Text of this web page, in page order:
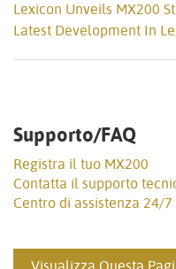
Lexicon Unveils MX200
Latest Development In
Supporto/FAQ
Registra il tuo MX200
Contatta il supporto
Centro di assistenza 24/7